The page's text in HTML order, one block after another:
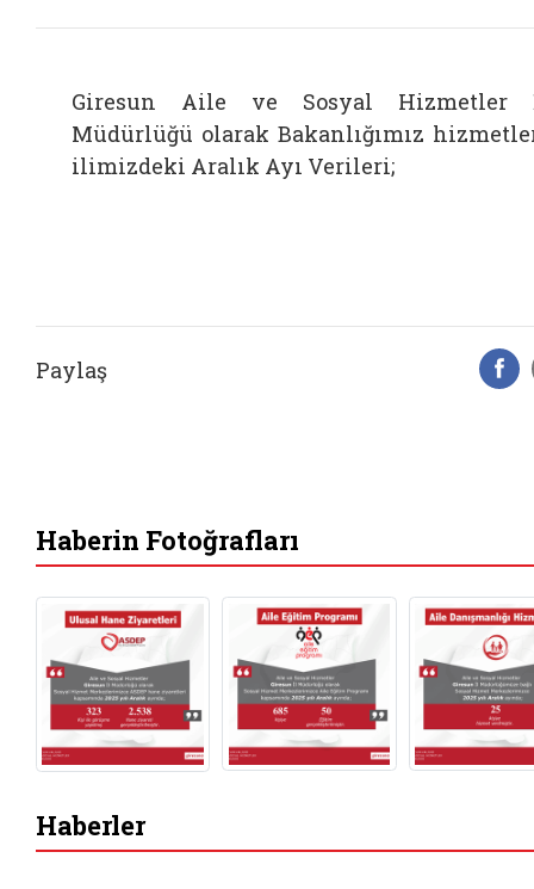
Giresun Aile ve Sosyal Hizmetler
Müdürlüğü olarak Bakanlığımız
ilimizdeki Aralık Ayı Verileri;
Paylaş
Haberin Fotoğrafları
Haberler